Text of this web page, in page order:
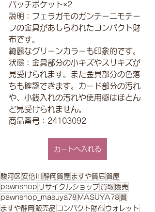
パッチポケット×2
説明：フェラガモのガンチーニモチー
フの金具があしらわれたコンパクト財
布です。
綺麗なグリーンカラーも印象的です。
状態：金具部分の小キズやスリキズが
見受けられます。また金具部分の色落
ちも確認できます。カード部分の汚れ
や、小銭入れの汚れや使用感はほとん
ど見受けられません。
商品番号：24103092
カートへ入れる
駿河区 安倍川 静岡質屋 ますや質店 質屋
pawnshop リサイクルショップ 買取 販売
pawnshop_masuya78 MASUYA78質
ますや静岡 販売品 コンパクト財布 ウォレット